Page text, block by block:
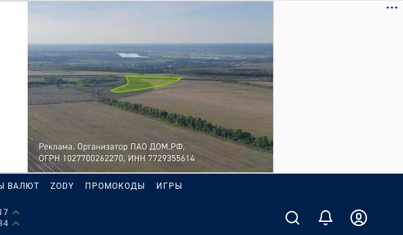
ВАЛЮТ ZODY ПРОМОКОДЫ ИГРЫ